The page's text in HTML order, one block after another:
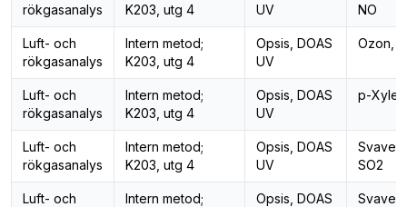
rökgasanalys
K203, utg 4
UV
NO
Luft- och
rökgasanalys
Intern metod;
K203, utg 4
Opsis, DOAS
UV
Ozon,
Luft- och
rökgasanalys
Intern metod;
K203, utg 4
Opsis, DOAS
UV
p-Xylen
Luft- och
rökgasanalys
Intern metod;
K203, utg 4
Opsis, DOAS
UV
SO2
Luft- och
Intern metod;
Opsis, DOAS